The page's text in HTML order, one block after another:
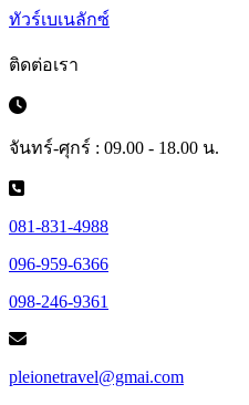
ทัวร์เบเนลักซ์
ติดต่อเรา
จันทร์-ศุกร์ : 09.00 - 18.00 น.
081-831-4988
096-959-6366
098-246-9361
pleionetravel@gmai.com